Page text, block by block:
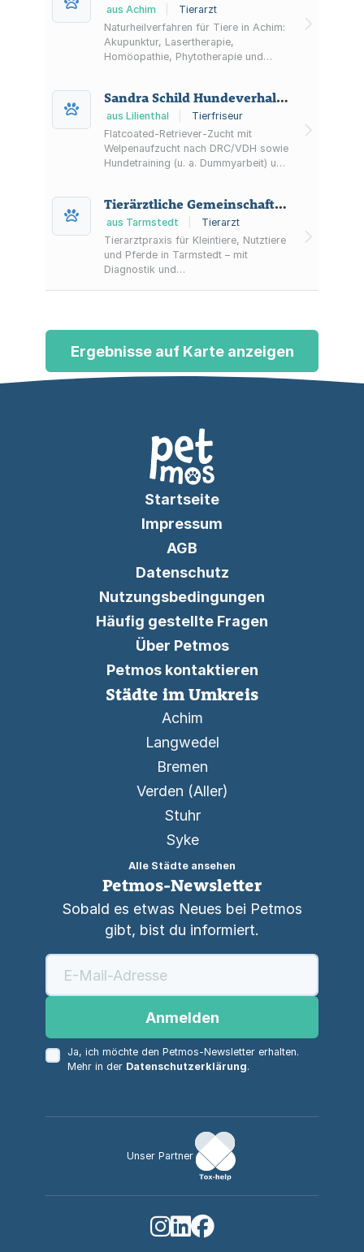
aus Achim
Tierarzt
Naturheilverfahren für Tiere in Achim:
Akupunktur, Lasertherapie,
Homöopathie, Phytotherapie und
Gesundheitsvorsorge. Hausbesuche
nach Terminvereinbarung.
Sandra Schild Hundeverhaltenstherapeutin BVfT & Hundefriseurin
aus Lilienthal
Tierfriseur
Flatcoated-Retriever-Zucht mit
Welpenaufzucht nach DRC/VDH sowie
Hundetraining (u. a. Dummyarbeit) und
Tierärztliche Gemeinschaftspraxis Tarmstedt
aus Tarmstedt
Tierarzt
Tierarztpraxis für Kleintiere, Nutztiere
und Pferde in Tarmstedt – mit
Diagnostik und
Ergebnisse auf Karte anzeigen
Startseite
Impressum
AGB
Datenschutz
Nutzungsbedingungen
Häufig gestellte Fragen
Über Petmos
Petmos kontaktieren
Städte im Umkreis
Achim
Langwedel
Bremen
Verden (Aller)
Stuhr
Syke
Alle Städte ansehen
Petmos-Newsletter
Sobald es etwas Neues bei Petmos
gibt, bist du informiert.
Anmelden
Ja, ich möchte den Petmos-Newsletter erhalten.
Mehr in der Datenschutzerklärung.
Unser Partner